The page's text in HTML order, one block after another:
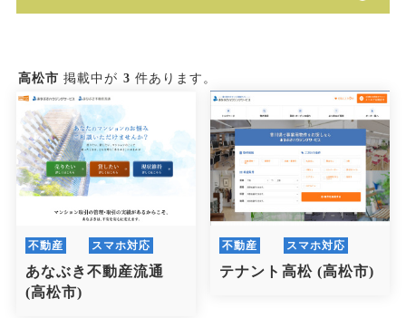
高松市掲載中が 3 件あります。
不動産 スマホ対応
あなぶき不動産流通
(高松市)
不動産 スマホ対応
テナント高松 (高松市)